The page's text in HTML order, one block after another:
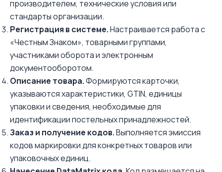
производителем, технические условия или
стандарты организации.
Регистрация в системе.Настраивается работа с
«Честным Знаком», товарными группами,
участниками оборота и электронным
документооборотом.
Описание товара.Формируются карточки,
указываются характеристики, GTIN, единицы
упаковки и сведения, необходимые для
идентификации постельных принадлежностей.
Заказ и получение кодов.Выполняется эмиссия
кодов маркировки для конкретных товаров или
упаковочных единиц.